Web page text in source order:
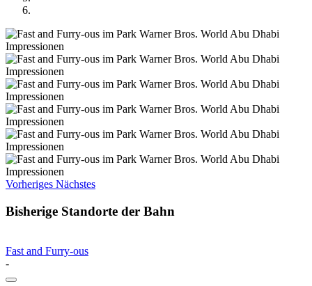
Vorheriges Nächstes
Bisherige Standorte der Bahn
Fast and Furry-ous
-